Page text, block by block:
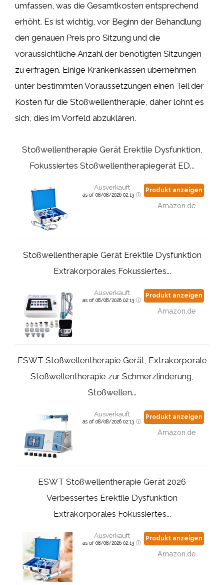
umfassen, was die Gesamtkosten entsprechend
erhöht. Es ist wichtig, vor Beginn der Behandlung
den genauen Preis pro Sitzung und die
voraussichtliche Anzahl der benötigten Sitzungen
zu erfragen. Einige Krankenkassen übernehmen
unter bestimmten Voraussetzungen einen Teil der
Kosten für die Stoßwellentherapie, daher lohnt es
sich, dies im Vorfeld abzuklären.
Stoßwellentherapie Gerät Erektile Dysfunktion,
Fokussiertes Stoßwellentherapiegerät ED...
Ausverkauft
as of 08/08/2026 02:13
Produkt anzeigen
Amazon.de
Stoßwellentherapie Gerät Erektile Dysfunktion
Extrakorporales Fokussiertes...
Ausverkauft
as of 08/08/2026 02:13
Produkt anzeigen
Amazon.de
ESWT Stoßwellentherapie Gerät, Extrakorporale
Stoßwellentherapie zur Schmerzlinderung,
Stoßwellen...
Ausverkauft
as of 08/08/2026 02:13
Produkt anzeigen
Amazon.de
ESWT Stoßwellentherapie Gerät 2026
Verbessertes Erektile Dysfunktion
Extrakorporales Fokussiertes...
Ausverkauft
as of 08/08/2026 02:13
Produkt anzeigen
Amazon.de